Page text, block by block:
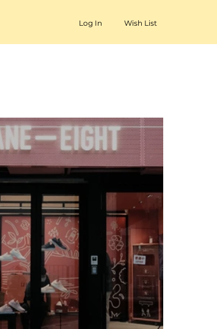
Log In Wish List